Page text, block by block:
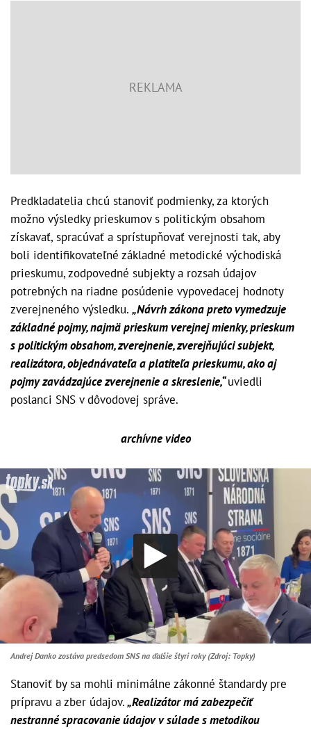
Predkladatelia chcú stanoviť podmienky, za ktorých
možno výsledky prieskumov s politickým obsahom
získavať, spracúvať a sprístupňovať verejnosti tak, aby
boli identifikovateľné základné metodické východiská
prieskumu, zodpovedné subjekty a rozsah údajov
potrebných na riadne posúdenie vypovedacej hodnoty
zverejneného výsledku. „Návrh zákona preto vymedzuje
základné pojmy, najmä prieskum verejnej mienky, prieskum
s politickým obsahom, zverejnenie, zverejňujúci subjekt,
realizátora, objednávateľa a platiteľa prieskumu, ako aj
pojmy zavádzajúce zverejnenie a skreslenie,“uviedli
poslanci SNS v dôvodovej správe.
archívne video
Andrej Danko zostáva predsedom SNS na ďalšie štyri roky (Zdroj: Topky)
Stanoviť by sa mohli minimálne zákonné štandardy pre
prípravu a zber údajov.„Realizátor má zabezpečiť
nestranné spracovanie údajov v súlade s metodikou